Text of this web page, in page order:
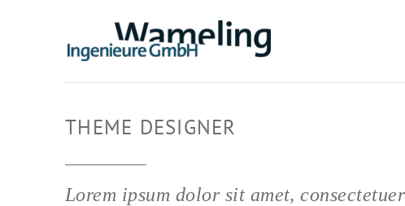
THEME DESIGNER
Lorem ipsum dolor sit amet,